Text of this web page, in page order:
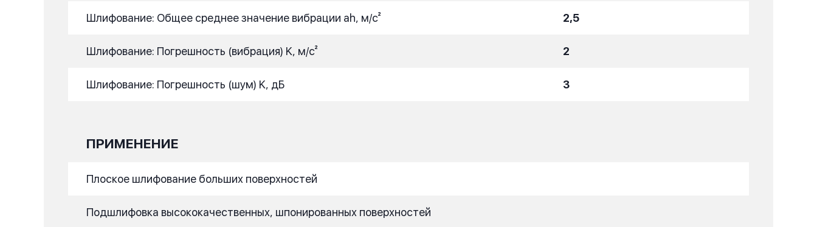
Шлифование: Общее среднее значение вибрации ah, м/с² 2,5
Шлифование: Погрешность (вибрация) K, м/с² 2
Шлифование: Погрешность (шум) K, дБ 3
ПРИМЕНЕНИЕ
Плоское шлифование больших поверхностей
Подшлифовка высококачественных, шпонированных поверхностей